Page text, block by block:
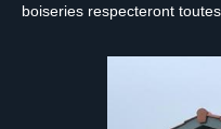
boiseries respecteront